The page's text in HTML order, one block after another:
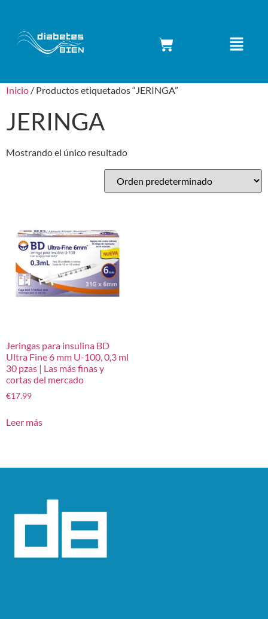
Inicio / Productos etiquetados “JERINGA”
JERINGA
Mostrando el único resultado
Jeringas para insulina BD
Ultra Fine 6 mm U-100, 0,3 ml
30 pzas | Las más finas y
cortas del mercado
€17.99
Leer más